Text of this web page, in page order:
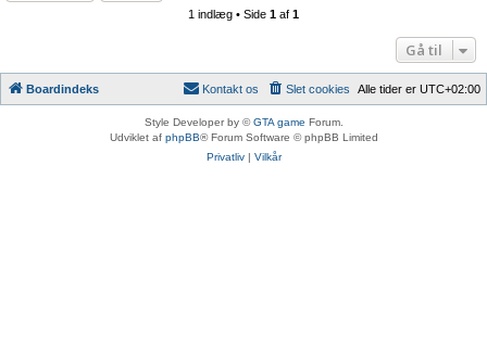
1 indlæg • Side 1 af 1
Gå til
Boardindeks Alle tider er UTC+02:00
Slet cookies
Kontakt os
Style Developer by ©GTA game Forum.
Udviklet af phpBB® Forum Software © phpBB Limited
Privatliv| Vilkår